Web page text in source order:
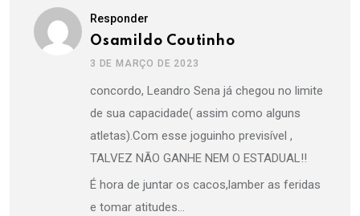
Responder
Osamildo Coutinho
3 DE MARÇO DE 2023
concordo, Leandro Sena já chegou no limite
de sua capacidade( assim como alguns
atletas).Com esse joguinho previsível ,
TALVEZ NÃO GANHE NEM O ESTADUAL!!
É hora de juntar os cacos,lamber as feridas
e tomar atitudes…